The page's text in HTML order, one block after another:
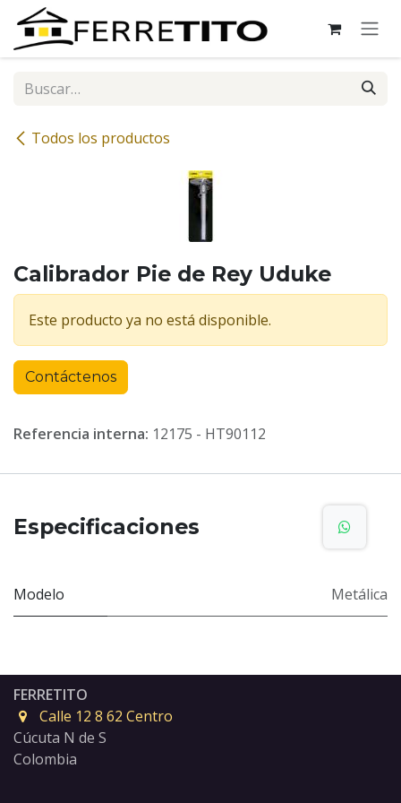
Ir al contenido
Todos los productos
Calibrador Pie de Rey Uduke
Este producto ya no está disponible.
Contáctenos
Referencia interna: 12175 - HT90112
Especificaciones
Modelo Metálica
FERRETITO
Calle 12 8 62 Centro
Cúcuta N de S
Colombia